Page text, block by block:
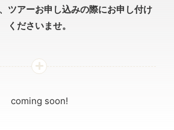
ツアーお申し込みの際にお申し付け
くださいませ。
coming soon!